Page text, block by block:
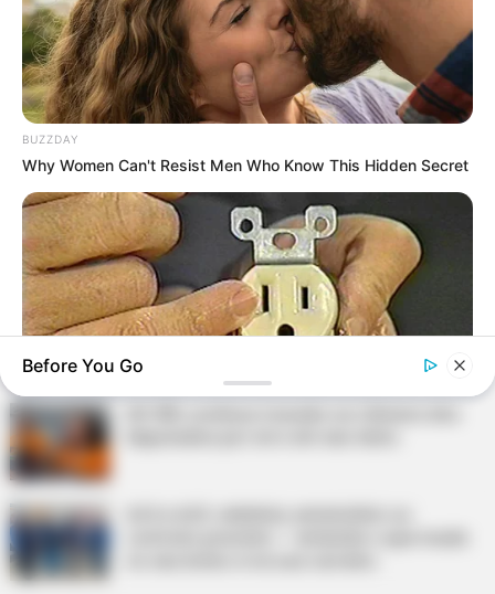
Prefeitura realiza a maior entrega de
motocicletas aos Agentes de Saúde da
história...
Agente de Saúde é indiciada por falsificar
Terceiro lote da restituição do IR paga R$
4,61 bilhões para 2,7 milhões de
contribuintes.
Motos e bicicletas para ACS e ACE: veja o
passo a passo para conseguir o benefício.
BUZZDAY
Why Women Can't Resist Men Who Know This Hidden Secret
1 Simple Hack To Save On Your Electric Bill (Try Tonight)
Before You Go